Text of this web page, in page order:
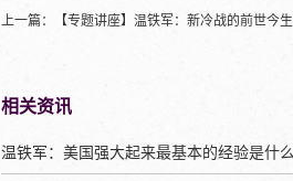
上一篇： 【专题讲座】温铁军：新冷战的前世今生
相关资讯